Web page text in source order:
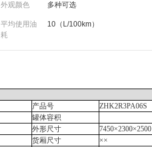
外观颜色 多种可选
平均使用油
耗
10（L/100km）
产品号
ZHK2R3PA06S
罐体容积
外形尺寸
7450×2300×2500
货厢尺寸
××